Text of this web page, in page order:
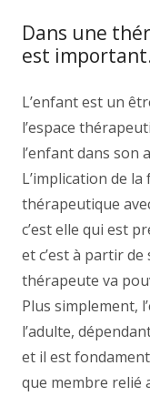
Dans une
est
L’enfant est un
l’espace
l’enfant dans son
L’implication de
thérapeutique
c’est elle qui est
et c’est à partir
thérapeute va
Plus simplement,
l’adulte,
et il est
que membre relié